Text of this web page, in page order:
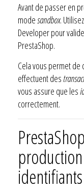
Avant de passer en
modesandbox.
Developer pour
PrestaShop.
Cela vous permet de
effectuent des
vous assure que les
correctement.
identifiants